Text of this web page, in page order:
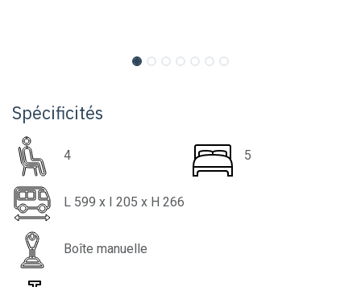
Spécificités
4 5
L 599 x I 205 x H 266
Boîte manuelle